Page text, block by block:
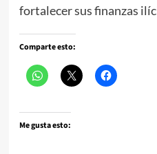
fortalecer sus finanzas
Comparte esto:
Me gusta esto: